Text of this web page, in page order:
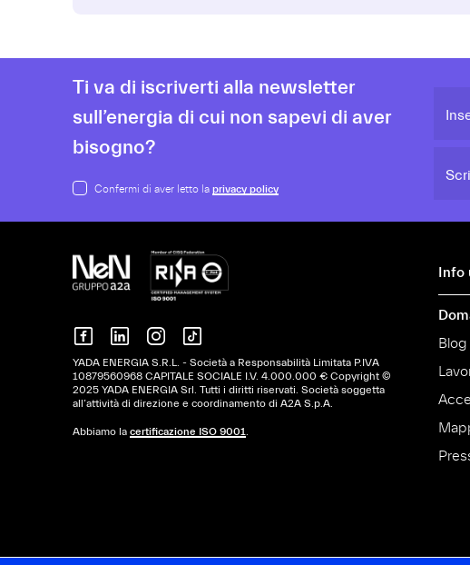
Ti va di iscriverti alla newsletter
sull’energia di cui non sapevi di aver
bisogno?
Confermi di aver letto la privacy policy
YADA ENERGIA S.R.L. - Società a Responsabilità Limitata P.IVA
10879560968 CAPITALE SOCIALE I.V. 4.000.000 € Copyright ©
2025 YADA ENERGIA Srl. Tutti i diritti riservati. Società soggetta
all’attività di direzione e coordinamento di A2A S.p.A.
Abbiamo la certificazione ISO 9001
Info
Blog